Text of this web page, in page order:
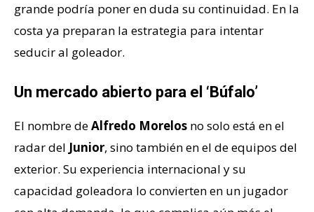
grande podría poner en duda su continuidad. En la
costa ya preparan la estrategia para intentar
seducir al goleador.
Un mercado abierto para el ‘Búfalo’
El nombre deAlfredo Morelos no solo está en el
radar del Junior, sino también en el de equipos del
exterior. Su experiencia internacional y su
capacidad goleadora lo convierten en un jugador